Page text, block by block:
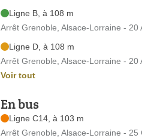
Ligne B, à 108 m
Arrêt Grenoble, Alsace-Lorraine - 20
Ligne D, à 108 m
Arrêt Grenoble, Alsace-Lorraine - 20
Voir tout
En bus
Ligne C14, à 103 m
Arrêt Grenoble, Alsace-Lorraine - 25